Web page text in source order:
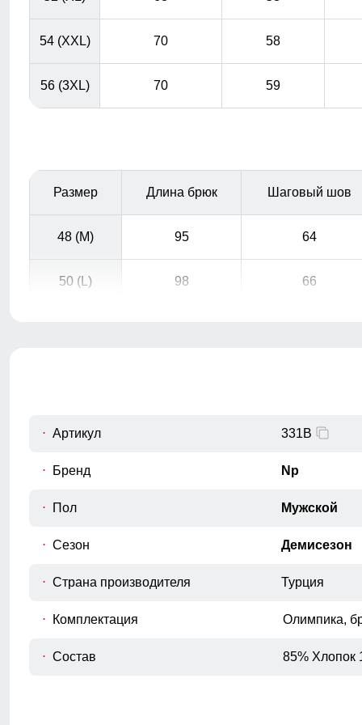
Практичные и стильные карманы удобно
54 (XXL) 70 58
56 (3XL) 70 59
Размер Длина брюк Шаговый шов
48 (M) 95 64
50 (L) 98 66
Измеряется от верхней точки плеча до
нижнего края изделия.
Полуобхват груди
изделия, вокруг самой широкой части
Артикул 331B
Бренд Np
Пол Мужской
Сезон Демисезон
Страна производителя Турция
Комплектация Олимпика,
Состав 85% Хлопок